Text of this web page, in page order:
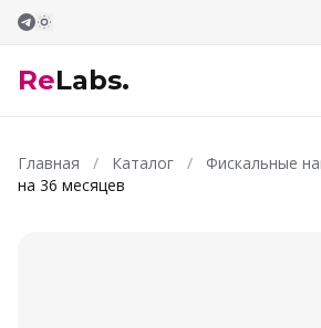
Перейти к содержимому
ReLabs.
Главная / Каталог / Фискальные
на 36 месяцев